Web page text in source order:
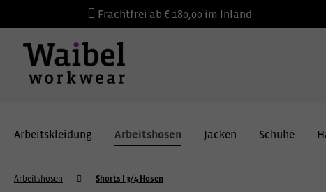
Frachtfrei ab € 180,00 im Inland
Arbeitskleidung Arbeitshosen Jacken Schuhe
Arbeitshosen Shorts I 3/4 Hosen